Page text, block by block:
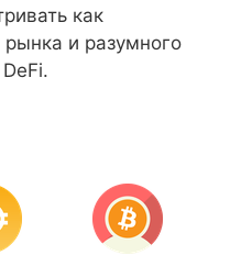
как
и разумного